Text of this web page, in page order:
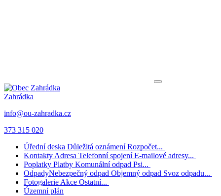
Zahrádka
info@ou-zahradka.cz
373 315 020
Úřední deska Důležitá oznámení Rozpočet...
Kontakty Adresa Telefonní spojení E-mailové adresy...
Poplatky Platby Komunální odpad Psi...
OdpadyNebezpečný odpad Objemný odpad Svoz odpadu...
Fotogalerie Akce Ostatní...
Územní plán